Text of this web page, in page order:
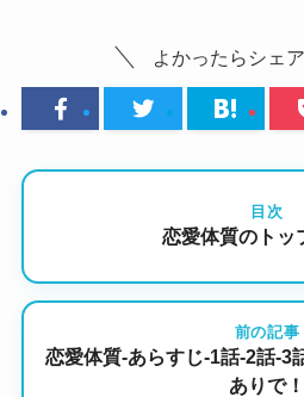
よかったらシェ
目次
恋愛体質のトッ
前の記事
恋愛体質-あらすじ-1話-2話-3
ありで！